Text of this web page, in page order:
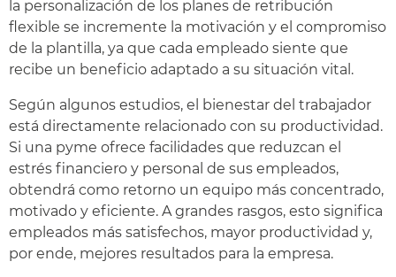
la personalización de los planes de retribución
flexible se incremente la motivación y el compromiso
de la plantilla, ya que cada empleado siente que
recibe un beneficio adaptado a su situación vital.
Según algunos estudios, el bienestar del trabajador
está directamente relacionado con su productividad.
Si una pyme ofrece facilidades que reduzcan el
estrés financiero y personal de sus empleados,
obtendrá como retorno un equipo más concentrado,
motivado y eficiente. A grandes rasgos, esto significa
empleados más satisfechos, mayor productividad y,
por ende, mejores resultados para la empresa.